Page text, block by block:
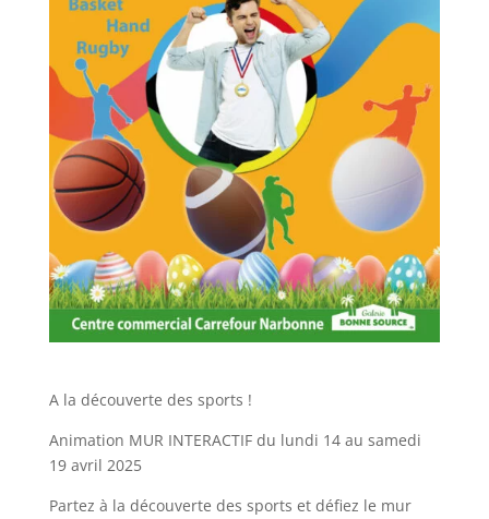
A la découverte des sports !
Animation MUR INTERACTIF du lundi 14 au samedi
19 avril 2025
Partez à la découverte des sports et défiez le mur